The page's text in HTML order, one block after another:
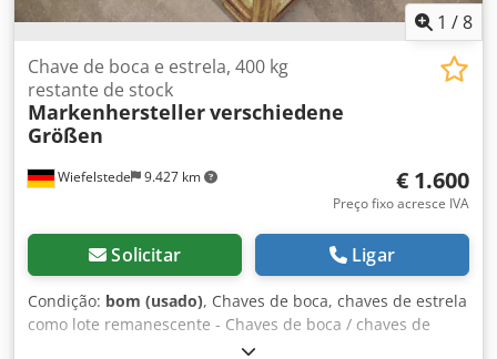
1 /8
Wiefelstede 9.427 km
Chave de boca e estrela, 400 kg
restante de stock
Markenherstellerverschiedene
Größen
€ 1.600
Preço fixo acresce IVA
Solicitar Ligar
Condição: bom (usado), Chaves de boca, chaves de estrela
como lote remanescente - Chaves de boca / chaves de
estrela: vários tamanhos, com caixa de transporte Csdpfsx